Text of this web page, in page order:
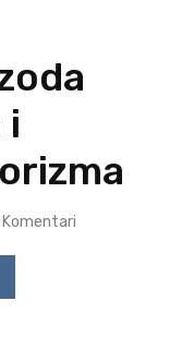
i
Komentari